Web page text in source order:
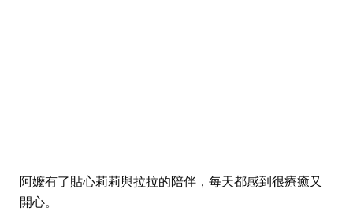
阿嬤有了貼心莉莉與拉拉的陪伴，每天都感到很療癒又
開心。